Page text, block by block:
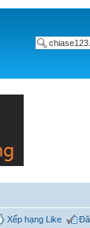
Xếp hạng Like